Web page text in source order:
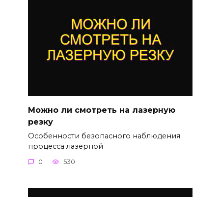
Можно ли смотреть на лазерную
резку
Особенности безопасного наблюдения
процесса лазерной
0 530